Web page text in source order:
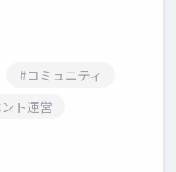
#コミュニティ
ト運営